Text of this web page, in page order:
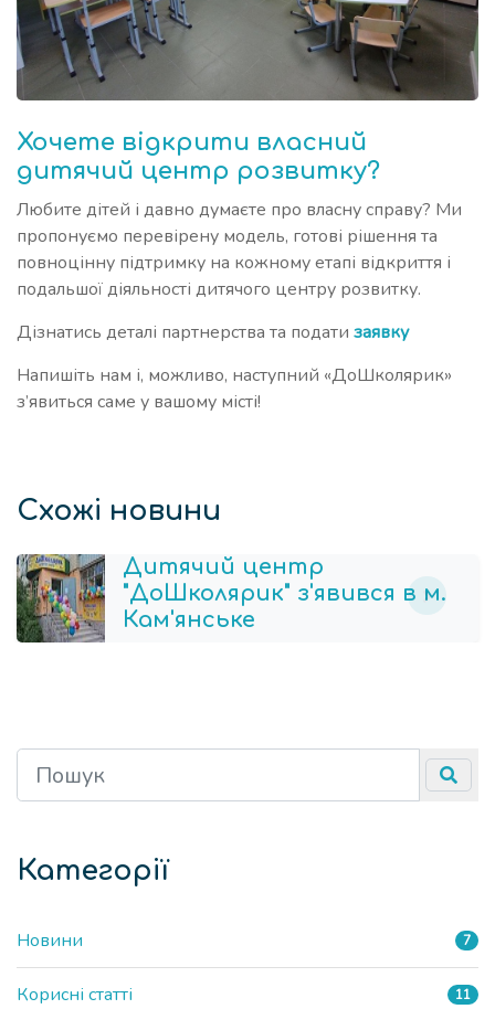
Хочете відкрити власний
дитячий центр розвитку?
Любите дітей і давно думаєте про власну справу? Ми
пропонуємо перевірену модель, готові рішення та
повноцінну підтримку на кожному етапі відкриття і
подальшої діяльності дитячого центру розвитку.
Дізнатись деталі партнерства та подати заявку
Напишіть нам і, можливо, наступний «ДоШколярик»
з’явиться саме у вашому місті!
Схожі новини
Дитячий центр
"ДоШколярик" з'явився в м.
Кам'янське
Категорії
Новини 7
Корисні статті 11